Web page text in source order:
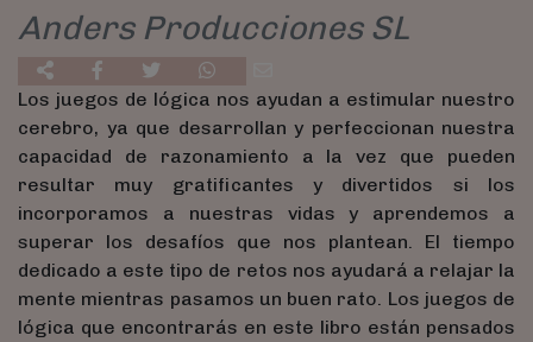
Anders Producciones SL
Los juegos de lógica nos ayudan a estimular nuestro
cerebro, ya que desarrollan y perfeccionan nuestra
capacidad de razonamiento a la vez que pueden
resultar muy gratificantes y divertidos si los
incorporamos a nuestras vidas y aprendemos a
superar los desafíos que nos plantean. El tiempo
dedicado a este tipo de retos nos ayudará a relajar la
mente mientras pasamos un buen rato. Los juegos de
lógica que encontrarás en este libro están pensados